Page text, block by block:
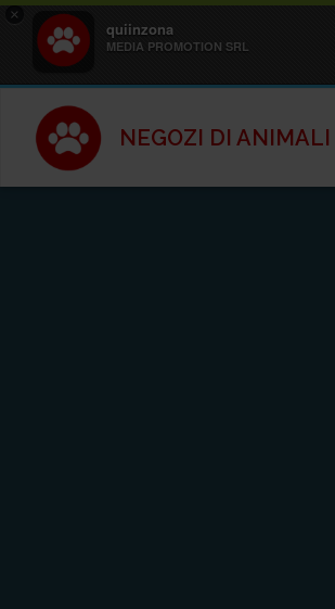
×
quiinzona
MEDIA PROMOTION SRL
NEGOZI DI ANIMALI